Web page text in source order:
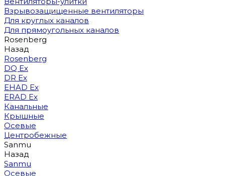
Взрывозащищенные вентиляторы
Для круглых каналов
Для прямоугольных каналов
Rosenberg
Назад
Rosenberg
DQ Ex
DR Ex
EHAD Ex
ERAD Ex
Канальные
Крышные
Осевые
Центробежные
Sanmu
Назад
Sanmu
Осевые